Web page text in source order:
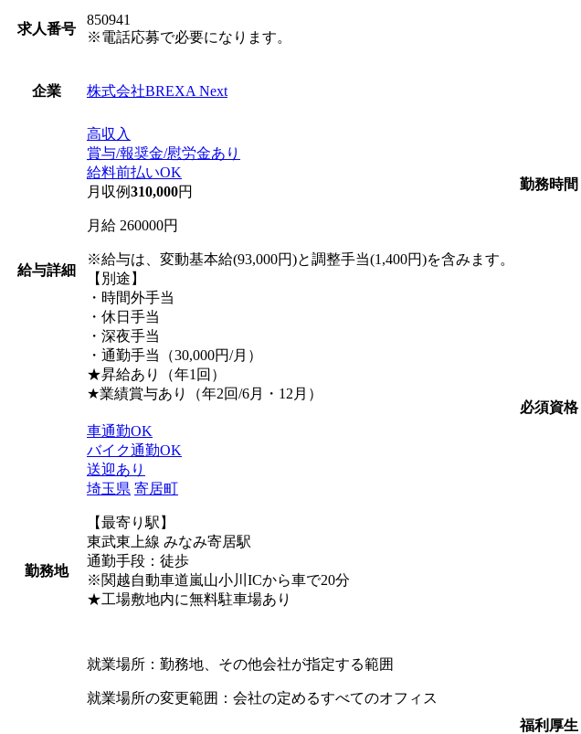
求人番号
850941
※電話応募で必要になります。
企業 株式会社BREXA Next
給与詳細
高収入
賞与/報奨金/慰労金あり
給料前払いOK
月収例310,000円
月給 260000円
※給与は、変動基本給(93,000円)と調整手当(1,400円)を含みます。
【別途】
・時間外手当
・休日手当
・深夜手当
・通勤手当（30,000円/月）
★昇給あり（年1回）
★業績賞与あり（年2回/6月・12月）
勤務地
車通勤OK
バイク通勤OK
送迎あり
埼玉県 寄居町
【最寄り駅】
東武東上線 みなみ寄居駅
通勤手段：徒歩
※関越自動車道嵐山小川ICから車で20分
★工場敷地内に無料駐車場あり
就業場所：勤務地、その他会社が指定する範囲
就業場所の変更範囲：会社の定めるすべてのオフィス
勤務時間
必須資格
福利厚生